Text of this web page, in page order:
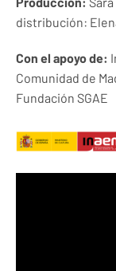
distribución:
Con el apoyo de:
Comunidad de
Fundación SGAE